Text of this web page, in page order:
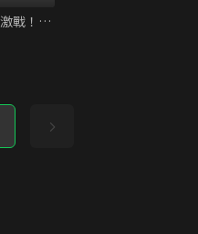
蠟筆小新：激戰！塗鴉王國與差不多四勇者